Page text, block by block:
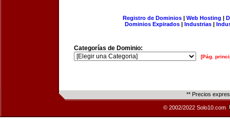
Registro de Dominios| Web Hosting |
Dominios Expirados | Industrias |
Categorías de Dominio:
[Pág.
** Precios
© 2002/2022 Solo10.com